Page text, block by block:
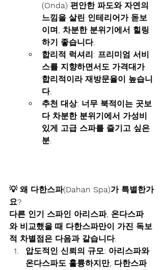
(Onda) 편안한 파도와 자연의
느낌을 살린 인테리어가 돋보
이며, 차분한 분위기에서 힐링
하기 좋습니다.
합리적 럭셔리: 프리미엄 서비
스를 지향하면서도 가격대가
합리적이라 재방문율이 높습니
다.
추천 대상: 너무 북적이는 곳보
다 차분한 분위기에서 가성비
있게 고급 스파를 즐기고 싶은
분.
💡 왜 다한스파(Dahan Spa)가 특별한가
요?
다른 인기 스파인 아리스파, 온다스파
와 비교했을 때 다한스파만이 가진 독보
적 차별점 은 다음과 같습니다.
압도적인 신뢰의 규모: 아리스파와
온다스파도 훌륭하지만, 다한스파